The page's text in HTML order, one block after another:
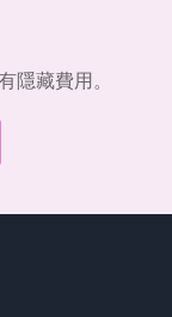
隱藏費用。